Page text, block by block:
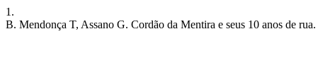
1.
B. Mendonça T, Assano G. Cordão da Mentira e seus 10 anos de rua.